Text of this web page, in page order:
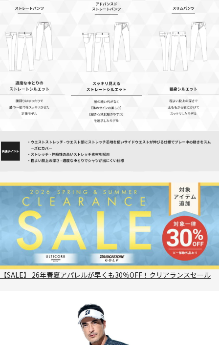
【SALE】 26年春夏アパレルが早くも30％OFF！クリアランスセール